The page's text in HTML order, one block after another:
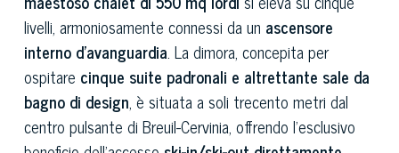
livelli, armoniosamente connessi da un ascensore
interno d’avanguardia. La dimora, concepita per
ospitare cinque suite padronali e altrettante sale da
bagno di design, è situata a soli trecento metri dal
centro pulsante di Breuil-Cervinia, offrendo l'esclusivo